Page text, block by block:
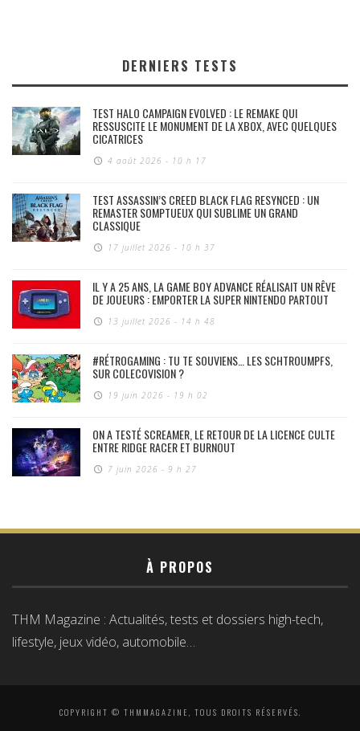
DERNIERS TESTS
TEST HALO CAMPAIGN EVOLVED : LE REMAKE QUI
RESSUSCITE LE MONUMENT DE LA XBOX, AVEC QUELQUES
CICATRICES
4 août 2026 - 10 h 17
TEST ASSASSIN’S CREED BLACK FLAG RESYNCED : UN
REMASTER SOMPTUEUX QUI SUBLIME UN GRAND
CLASSIQUE
17 juillet 2026 - 10 h 37
IL Y A 25 ANS, LA GAME BOY ADVANCE RÉALISAIT UN RÊVE
DE JOUEURS : EMPORTER LA SUPER NINTENDO PARTOUT
13 juillet 2026 - 14 h 48
#RÉTROGAMING : TU TE SOUVIENS… LES SCHTROUMPFS,
SUR COLECOVISION ?
19 juin 2026 - 19 h 02
ON A TESTÉ SCREAMER, LE RETOUR DE LA LICENCE CULTE
ENTRE RIDGE RACER ET BURNOUT
7 juin 2026 - 9 h 27
À PROPOS
THM Magazine : Actualités, tests et dossiers high-tech,
lifestyle, jeux vidéo, automobile…
COPYRIGHT © THMMAGAZINE, TOUS DROITS RÉSERVÉS.